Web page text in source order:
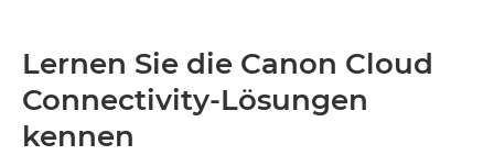
Lernen Sie die Canon Cloud
Connectivity-Lösungen
kennen